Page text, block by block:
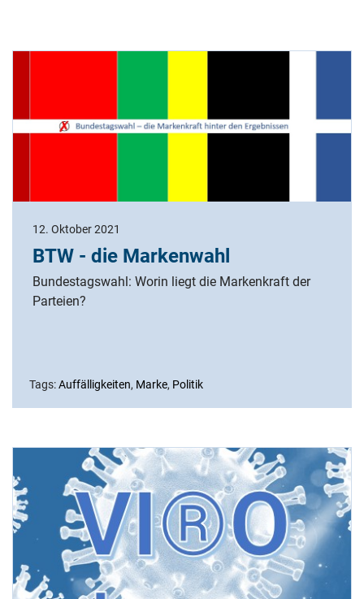
12. Oktober 2021
BTW - die Markenwahl
Bundestagswahl: Worin liegt die Markenkraft der
Parteien?
Tags:Auffälligkeiten, Marke, Politik